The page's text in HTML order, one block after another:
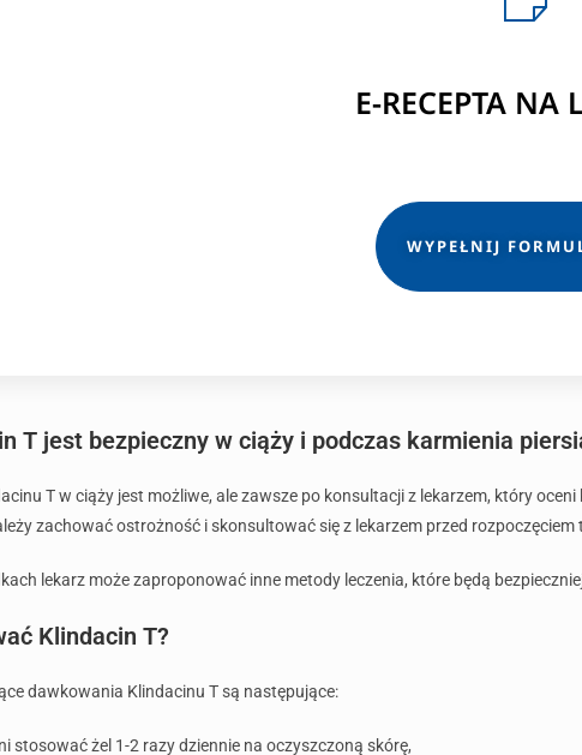
E-RECEPTA NA
WYPEŁNIJ
T jest bezpieczny w ciąży i podczas karmienia
T w ciąży jest możliwe, ale zawsze po konsultacji z lekarzem, który
zachować ostrożność i skonsultować się z lekarzem przed rozpoczęciem
lekarz może zaproponować inne metody leczenia, które będą
Klindacin T?
dawkowania Klindacinu T są następujące:
stosować żel 1-2 razy dziennie na oczyszczoną skórę,